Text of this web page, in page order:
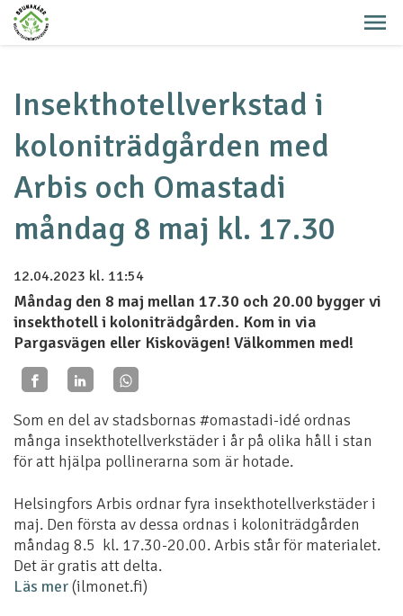
Insekthotellverkstad i
koloniträdgården med
Arbis och Omastadi
måndag 8 maj kl. 17.30
12.04.2023 kl. 11:54
Måndag den 8 maj mellan 17.30 och 20.00 bygger vi
insekthotell i koloniträdgården. Kom in via
Pargasvägen eller Kiskovägen! Välkommen med!
Som en del av stadsbornas #omastadi-idé ordnas
många insekthotellverkstäder i år på olika håll i stan
för att hjälpa pollinerarna som är hotade.
Helsingfors Arbis ordnar fyra insekthotellverkstäder i
maj. Den första av dessa ordnas i koloniträdgården
måndag 8.5 kl. 17.30-20.00. Arbis står för materialet.
Det är gratis att delta.
Läs mer(ilmonet.fi)